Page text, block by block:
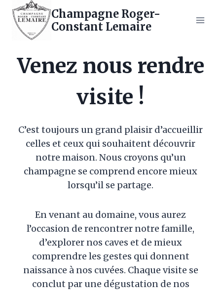
Aller
contenu
Champagne Roger-
Constant Lemaire
Venez nous rendre
visite !
C’est toujours un grand plaisir d’accueillir
celles et ceux qui souhaitent découvrir
notre maison. Nous croyons qu’un
champagne se comprend encore mieux
lorsqu’il se partage.
En venant au domaine, vous aurez
l’occasion de rencontrer notre famille,
d’explorer nos caves et de mieux
comprendre les gestes qui donnent
naissance à nos cuvées. Chaque visite se
conclut par une dégustation de nos